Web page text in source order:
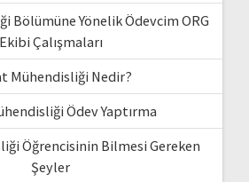
Bölümüne Yönelik Ödevcim ORG
Ekibi Çalışmaları
Mühendisliği Nedir?
Ödev Yaptırma
Öğrencisinin Bilmesi Gereken
Şeyler